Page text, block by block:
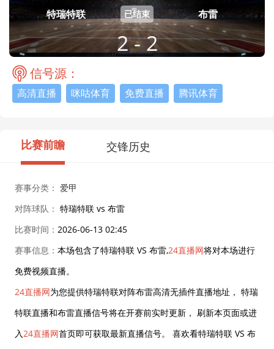
特瑞特联 已结束
2 - 2
布雷
信号源：
高清直播 咪咕体育 免费直播 腾讯体育
比赛前瞻 交锋历史
赛事分类： 爱甲
对阵球队： 特瑞特联 vs 布雷
比赛时间： 2026-06-13 02:45
赛事信息： 本场包含了特瑞特联 VS 布雷,24直播网将对本场进行
免费视频直播。
24直播网为您提供特瑞特联对阵布雷高清无插件直播地址， 特瑞
特联直播和布雷直播信号将在开赛前实时更新， 刷新本页面或进
入24直播网首页即可获取最新直播信号。 喜欢看特瑞特联 VS 布